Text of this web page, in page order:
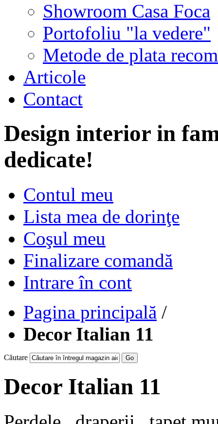
Showroom Casa Foca
Portofoliu "la vedere"
Metode de plata
Articole
Contact
Design interior in
dedicate!
Contul meu
Lista mea de dorinţe
Coşul meu
Finalizare comandă
Intrare în cont
Pagina principală /
Decor Italian 11
Căutare Go
Decor Italian 11